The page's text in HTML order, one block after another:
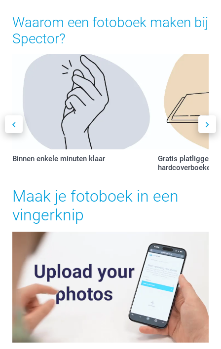
Waarom een fotoboek maken bij
Spector?
Binnen enkele minuten klaar
Gratis
hardcoverboeken
Maak je fotoboek in een
vingerknip